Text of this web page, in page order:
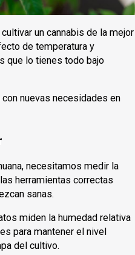
un cannabis de la mejor
de temperatura y
que lo tienes todo bajo
nuevas necesidades en
necesitamos medir la
herramientas correctas
sanas.
miden la humedad relativa
para mantener el nivel
del cultivo.